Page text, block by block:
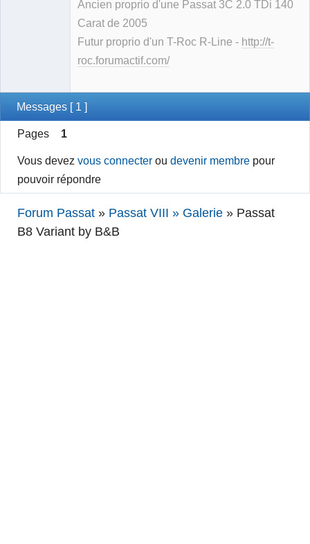
Ancien proprio d'une Passat 3C 2.0 TDi 140
Carat de 2005
Futur proprio d'un T-Roc R-Line - http://t-
roc.forumactif.com/
Messages [ 1 ]
Pages 1
Vous devezvous connecter oudevenir membre pour
pouvoir répondre
Forum Passat » Passat VIII » Galerie » Passat
B8 Variant by B&B